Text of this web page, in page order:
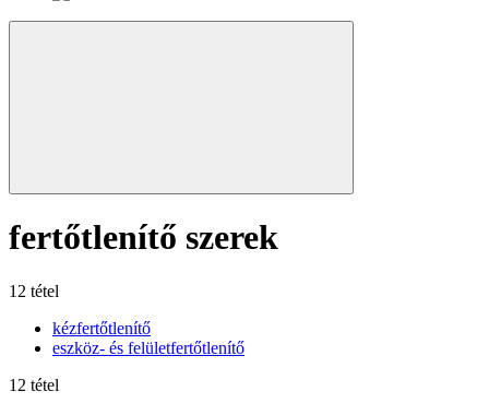
fertőtlenítő szerek
12 tétel
kézfertőtlenítő
eszköz- és felületfertőtlenítő
12 tétel